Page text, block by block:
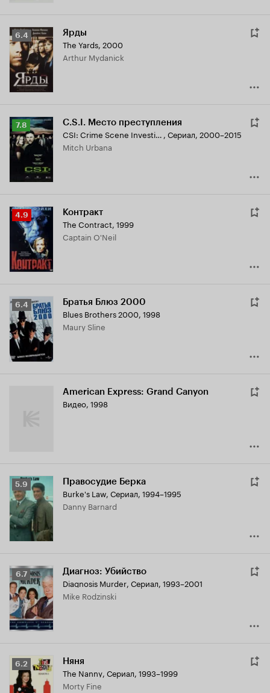
Рейтинг
Кинопоиска
6.4
6.4 Ярды
The Yards, 2000
Arthur Mydanick
Рейтинг
Кинопоиска
7.8
7.8 C.S.I. Место преступления
CSI: Crime Scene Investigation , Сериал, 2000–2015
Mitch Urbana
Рейтинг
Кинопоиска
4.9
4.9 Контракт
The Contract, 1999
Captain O'Neil
Рейтинг
Кинопоиска
6.4
6.4 Братья Блюз 2000
Blues Brothers 2000, 1998
Maury Sline
American Express: Grand Canyon
Видео, 1998
Рейтинг
Кинопоиска
5.9
5.9 Правосудие Берка
Burke's Law, Сериал, 1994–1995
Danny Barnard
Рейтинг
Кинопоиска
6.7
6.7 Диагноз: Убийство
Diagnosis Murder, Сериал, 1993–2001
Mike Rodzinski
Рейтинг
Кинопоиска
6.2
6.2 Няня
The Nanny, Сериал, 1993–1999
Morty Fine